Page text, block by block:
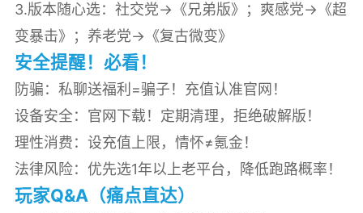
3.版本随心选：社交党→《兄弟版》；爽感党→《超
变暴击》；养老党→《复古微变》
安全提醒！必看！
️防骗：私聊送福利=骗子！充值认准官网！
️设备安全：官网下载！定期清理，拒绝破解版！
️理性消费：设充值上限，情怀≠氪金！
️法律风险：优先选1年以上老平台，降低跑路概率！
玩家Q&A（痛点直达）